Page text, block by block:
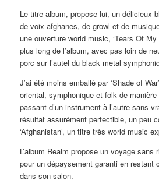
Le titre album, propose lui, un délicieux
de voix afghanes, de growl et de
une ouverture world music, ‘Tears Of My
plus long de l’album, avec pas loin de
porc sur l’autel du black metal
J’ai été moins emballé par ‘Shade of
oriental, symphonique et folk de
passant d’un instrument à l’autre sans
résultat assurément perfectible, un peu
‘Afghanistan’, un titre très world music
L’album Realm propose un voyage sans
pour un dépaysement garanti en restant
dans son salon.